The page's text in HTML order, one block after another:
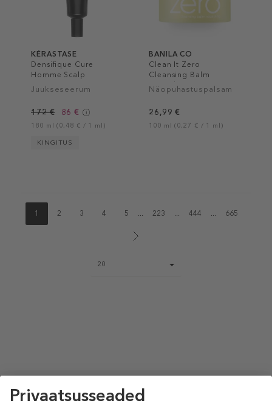
KÉRASTASE
Densifique Cure
Homme Scalp
Treatment
Juukseseerum
172 € 86 €
180 ml (0,48 € / 1 ml)
KINGITUS
BANILA CO
Clean It Zero
Cleansing Balm
Nourishing
Näopuhastuspalsam
26,99 €
100 ml (0,27 € / 1 ml)
1 2 3 4 5 ... 223 ... 444 ... 665
size
20